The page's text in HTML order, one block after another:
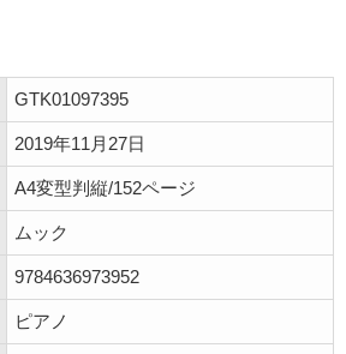
GTK01097395
2019年11月27日
A4変型判縦/152ページ
ムック
9784636973952
ピアノ